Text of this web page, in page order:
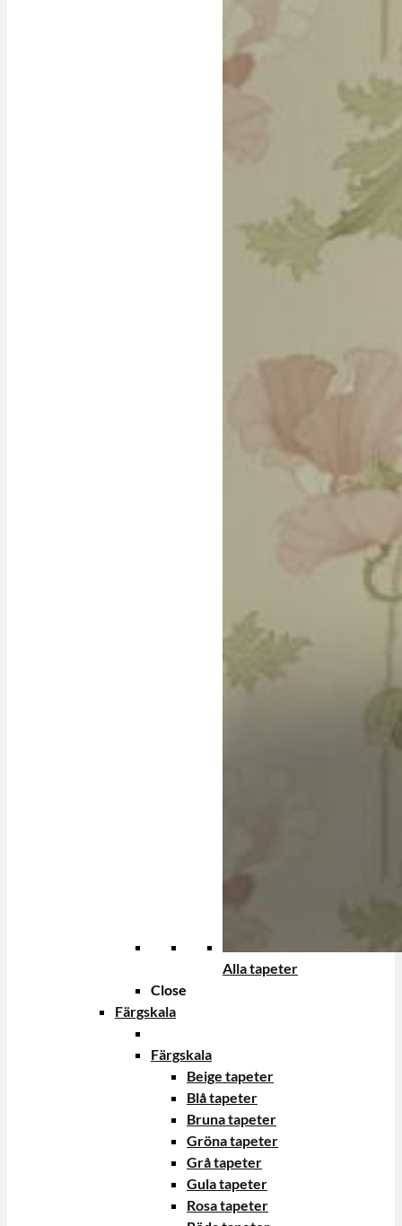
Alla tapeter
Close
Färgskala
Färgskala
Beige tapeter
Blå tapeter
Bruna tapeter
Gröna tapeter
Grå tapeter
Gula tapeter
Rosa tapeter